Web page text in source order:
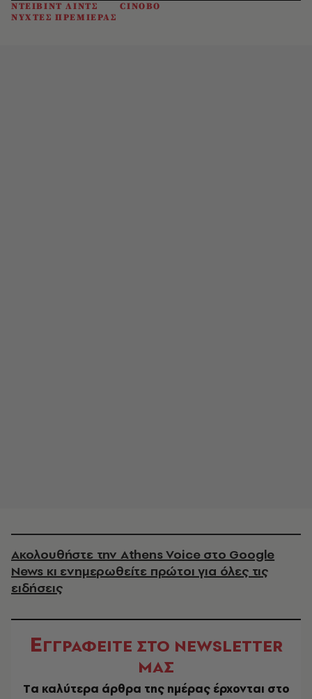
ΝΤΕΙΒΙΝΤ ΛΙΝΤΣ
CINOBO
ΝΥΧΤΕΣ ΠΡΕΜΙΕΡΑΣ
Ακολουθήστε την Athens Voice στο Google
News κι ενημερωθείτε πρώτοι για όλες τις
ειδήσεις
ΕΓΓΡΑΦΕΙΤΕ ΣΤΟ NEWSLETTER
ΜΑΣ
Tα καλύτερα άρθρα της ημέρας έρχονται στο